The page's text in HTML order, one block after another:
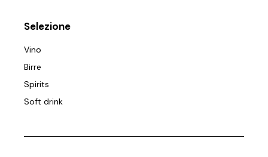
Selezione
Vino
Birre
Spirits
Soft drink